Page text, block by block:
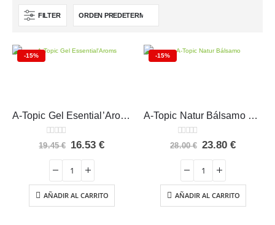
FILTER
-15%
A-Topic Gel Esential’Aroms 400 ml
0 out of 5
19.45€ El
original
era:
19.45 €.
16.53€El
16.53 €.
AÑADIR AL CARRITO
-15%
A-Topic Natur Bálsamo Esential’Aroms 100 ml
0 out of 5
28.00€ El
original
era:
28.00 €.
23.80€El
23.80 €.
AÑADIR AL CARRITO